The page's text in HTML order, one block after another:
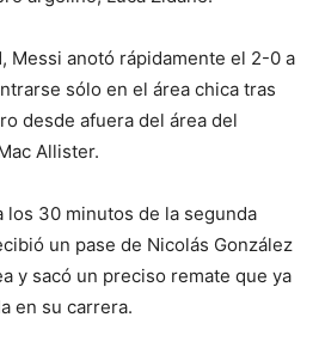
Messi anotó rápidamente el 2-0 a
sólo en el área chica tras
desde afuera del área del
Allister.
30 minutos de la segunda
un pase de Nicolás González
y sacó un preciso remate que ya
en su carrera.